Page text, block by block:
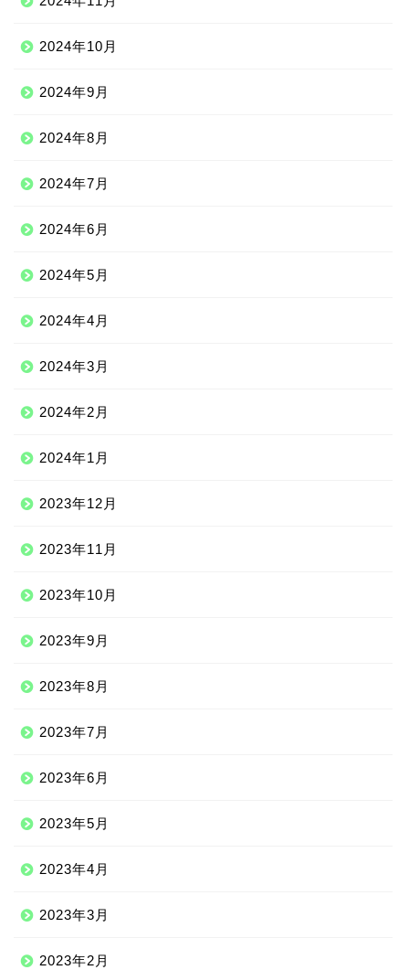
2024年10月
2024年9月
2024年8月
2024年7月
2024年6月
2024年5月
2024年4月
2024年3月
2024年2月
2024年1月
2023年12月
2023年11月
2023年10月
2023年9月
2023年8月
2023年7月
2023年6月
2023年5月
2023年4月
2023年3月
2023年2月